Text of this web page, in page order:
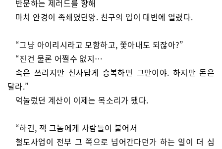
반문하는 제러드를 향해
마치 안경이 족쇄였던양. 친구의 입이 대번에 열렸다.
“그냥 아이리시라고 모함하고, 쫓아내도 되잖아?”
“진건 물론 어쩔수 없지…
속은 쓰리지만 신사답게 승복하면 그만이야. 하지만 돈은
달라.”
억눌렀던 계산이 이제는 목소리가 됐다.
“하긴, 잭 그놈에게 사람들이 붙어서
철도사업이 전부 그 쪽으로 넘어간다던가 하는 일이 더 심